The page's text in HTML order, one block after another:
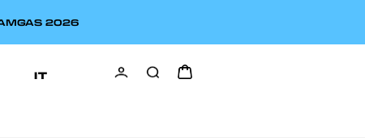
2026
IT